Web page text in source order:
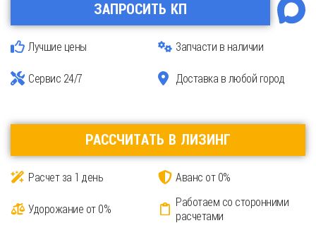
ЗАПРОСИТЬ КП
Лучшие цены Запчасти в наличии
Сервис 24/7 Доставка в любой город
РАССЧИТАТЬ В ЛИЗИНГ
Расчет за 1 день Аванс от 0%
Удорожание от 0%
Работаем со сторонними
расчетами